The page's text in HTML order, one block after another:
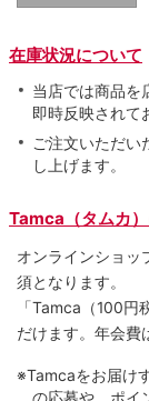
在庫状況について
当店では商品を
即時反映されて
ご注文いただい
し上げます。
Tamca（タムカ
オンラインショッ
須となります。
「Tamca （100円
だけます。 年会費
※Tamcaをお届け
の応募や、ポイ